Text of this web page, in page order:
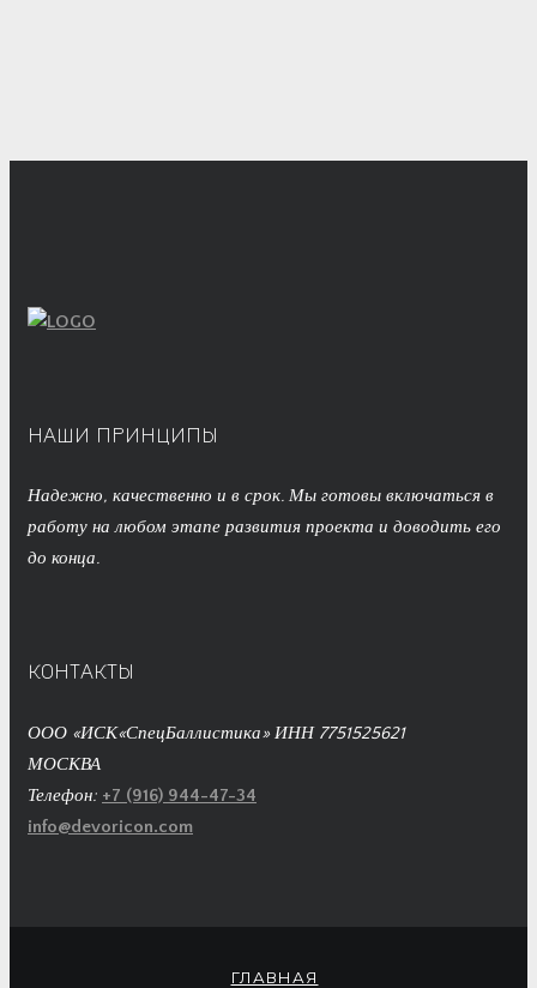
НАШИ ПРИНЦИПЫ
Надежно, качественно и в срок. Мы готовы включаться в
работу на любом этапе развития проекта и доводить его
до конца.
КОНТАКТЫ
ООО «ИСК«СпецБаллистика» ИНН 7751525621
МОСКВА
Телефон: +7 (916) 944-47-34
info@devoricon.com
ГЛАВНАЯ